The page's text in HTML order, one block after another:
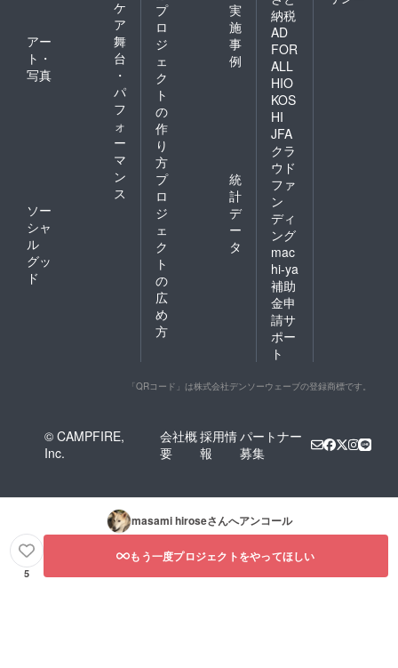
ケ
ア
アー
ト・
写真
舞
台
・
パ
フ
ォ
ー
マ
ン
ス
ソー
シャ
ル
グッ
ド
プ
ロ
ジ
ェ
ク
ト
の
作
り
方
実
施
事
例
プ
ロ
ジ
ェ
ク
ト
の
広
め
方
統
計
デ
ー
タ
納税
AD
FOR
ALL
HIO
KOS
HI
JFA
クラ
ウド
ファ
ン
ディ
ング
mac
hi-ya
補助
金申
請サ
ポー
ト
「QRコード」は株式会社デンソーウェーブの登録商標です。
© CAMPFIRE,
Inc.
会社概
要
採用情
報
パートナー
募集
masami hiroseさんへアンコール
5
もう一度プロジェクトをやってほしい